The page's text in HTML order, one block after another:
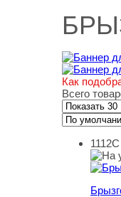
Как
Всего
1112С